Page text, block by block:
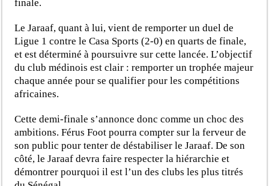
finale.
Le Jaraaf, quant à lui, vient de remporter un duel de
Ligue 1 contre le Casa Sports (2-0) en quarts de finale,
et est déterminé à poursuivre sur cette lancée. L’objectif
du club médinois est clair : remporter un trophée majeur
chaque année pour se qualifier pour les compétitions
africaines.
Cette demi-finale s’annonce donc comme un choc des
ambitions. Férus Foot pourra compter sur la ferveur de
son public pour tenter de déstabiliser le Jaraaf. De son
côté, le Jaraaf devra faire respecter la hiérarchie et
démontrer pourquoi il est l’un des clubs les plus titrés